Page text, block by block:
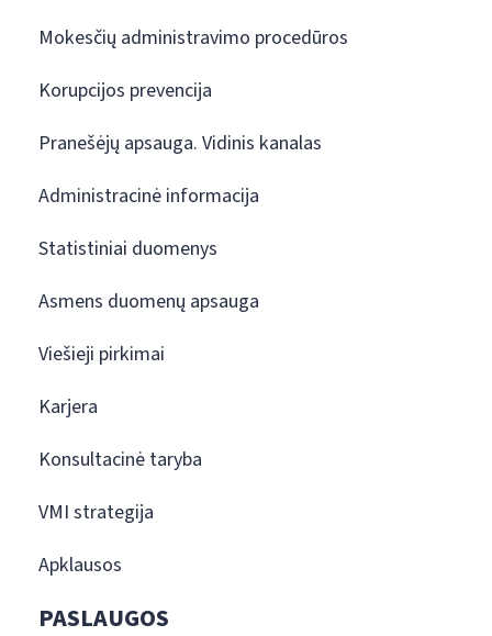
Mokesčių administravimo procedūros
Korupcijos prevencija
Pranešėjų apsauga. Vidinis kanalas
Administracinė informacija
Statistiniai duomenys
Asmens duomenų apsauga
Viešieji pirkimai
Karjera
Konsultacinė taryba
VMI strategija
Apklausos
PASLAUGOS